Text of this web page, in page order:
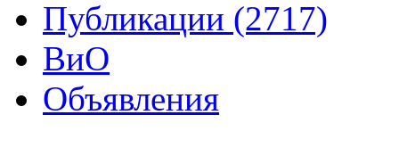
Публикации (2717)
ВиО
Объявления